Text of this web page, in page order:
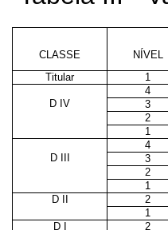
CLASSE NÍVEL
Titular 1
4
D IV
3
2
1
4
D III
3
2
1
D II
2
1
D I
2